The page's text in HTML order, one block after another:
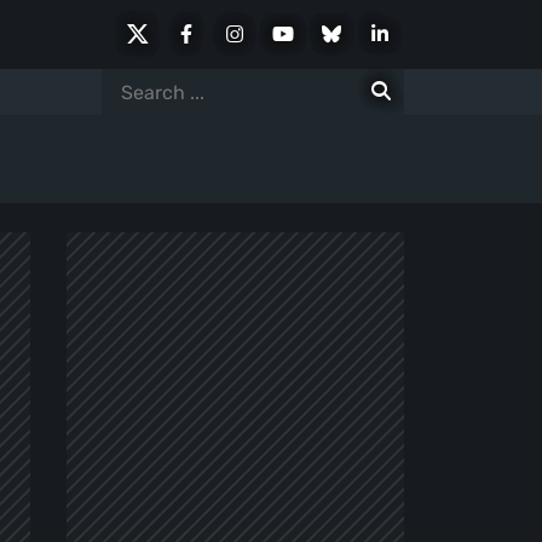
FacebookInstagramYoutubeBlueskyLinkedIn
Search